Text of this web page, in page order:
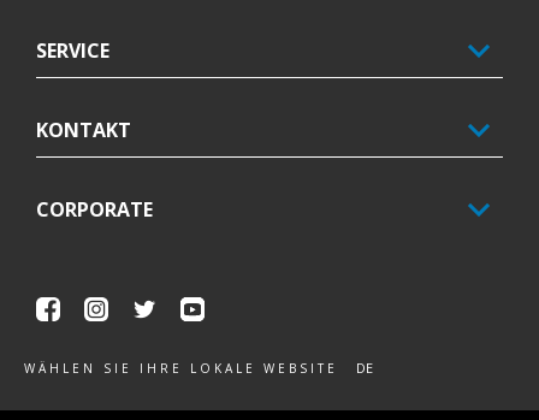
SERVICE
KONTAKT
CORPORATE
FacebookInstagram
Twitter
WÄHLEN SIE IHRE LOKALE WEBSITE DE